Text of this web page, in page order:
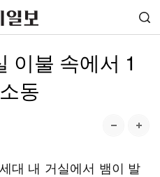
이불 속에서 1
동
대 내 거실에서 뱀이 발